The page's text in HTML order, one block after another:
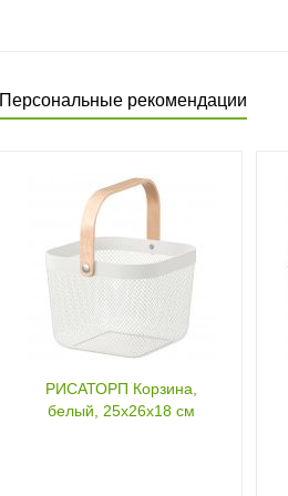
Персональные рекомендации
РИСАТОРП Корзина,
белый, 25x26x18 см